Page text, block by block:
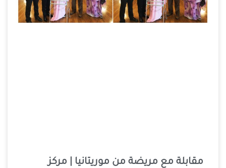
مقابلة مع مريضة من موريتانيا | مركز